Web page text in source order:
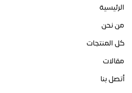
الرئيسية
من نحن
كل المنتجات
مقالات
أتصل بنا